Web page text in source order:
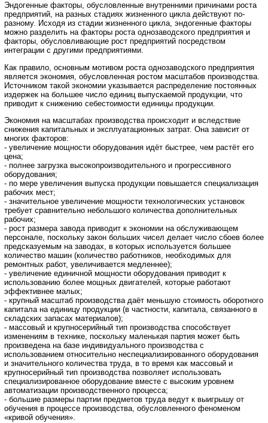
Эндогенные факторы, обусловленные внутренними причинами роста
предприятий, на разных стадиях жизненного цикла действуют по-
разному. Исходя из стадии жизненного цикла, эндогенные факторы
можно разделить на факторы роста однозаводского предприятия и
факторы, обусловливающие рост предприятий посредством
интеграции с другими предприятиями.
Как правило, основным мотивом роста однозаводского предприятия
является экономия, обусловленная ростом масштабов производства.
Источником такой экономии указывается распределение постоянных
издержек на большее число единиц выпускаемой продукции, что
приводит к снижению себестоимости единицы продукции.
Экономия на масштабах производства происходит и вследствие
снижения капитальных и эксплуатационных затрат. Она зависит от
многих факторов:
- увеличение мощности оборудования идёт быстрее, чем растёт его
цена;
- полнее загрузка высокопроизводительного и прогрессивного
оборудования;
- по мере увеличения выпуска продукции повышается специализация
рабочих мест;
- значительное увеличение мощности технологических установок
требует сравнительно небольшого количества дополнительных
рабочих;
- рост размера завода приводит к экономии на обслуживающем
персонале, поскольку закон больших чисел делает число сбоев более
предсказуемым на заводах, в которых используется большее
количество машин (количество работников, необходимых для
ремонтных работ, увеличивается медленнее);
- увеличение единичной мощности оборудования приводит к
использованию более мощных двигателей, которые работают
эффективнее малых;
- крупный масштаб производства даёт меньшую стоимость оборотного
капитала на единицу продукции (в частности, капитала, связанного в
складских запасах материалов);
- массовый и крупносерийный тип производства способствует
изменениям в технике, поскольку маленькая партия может быть
произведена на базе индивидуального производства с
использованием относительно неспециализированного оборудования
и значительного количества труда, в то время как массовый и
крупносерийный тип производства позволяет использовать
специализированное оборудование вместе с высоким уровнем
автоматизации производственного процесса;
- большие размеры партии предметов труда ведут к выигрышу от
обучения в процессе производства, обусловленного феноменом
«кривой обучения».